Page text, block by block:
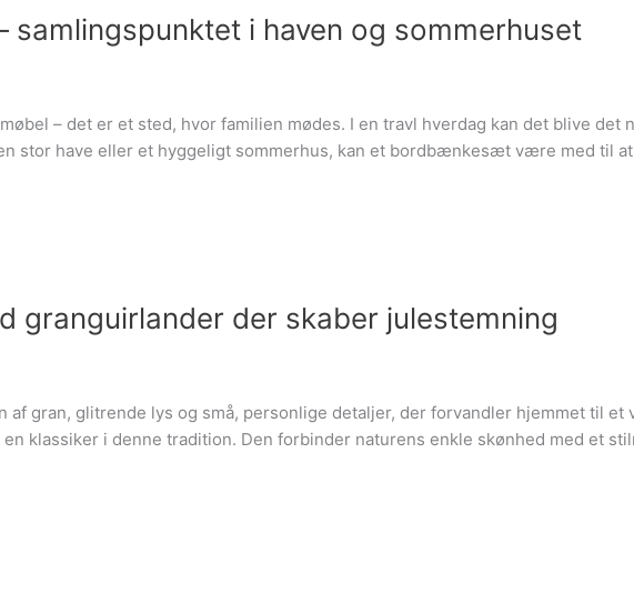
i haven og sommerhuset
– det er et sted, hvor familien mødes. I en travl hverdag kan det blive det
stor have eller et hyggeligt sommerhus, kan et bordbænkesæt være med til
granguirlander der skaber julestemning
gran, glitrende lys og små, personlige detaljer, der forvandler hjemmet til et
klassiker i denne tradition. Den forbinder naturens enkle skønhed med et